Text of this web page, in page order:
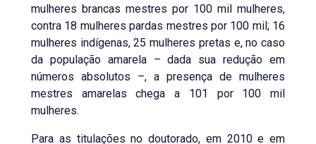
mulheres brancas mestres por 100 mil mulheres,
contra 18 mulheres pardas mestres por 100 mil; 16
mulheres indígenas, 25 mulheres pretas e, no caso
da população amarela – dada sua redução em
números absolutos –, a presença de mulheres
mestres amarelas chega a 101 por 100 mil
mulheres.
Para as titulações no doutorado, em 2010 e em